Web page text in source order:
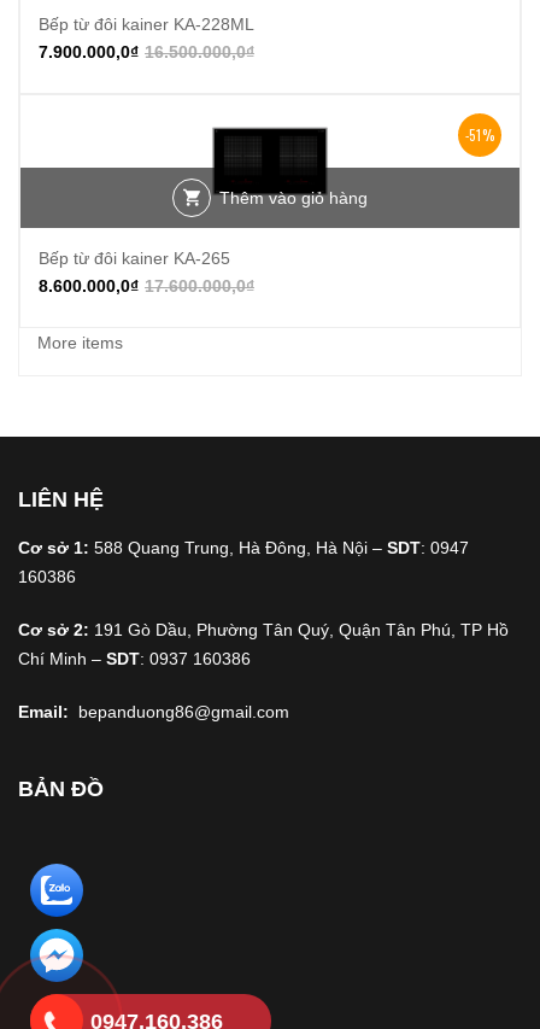
Bếp từ đôi kainer KA-228ML
16.500.000,0₫
7.900.000,0₫
-51%
Thêm vào giỏ hàng
Bếp từ đôi kainer KA-265
17.600.000,0₫
8.600.000,0₫
More items
LIÊN HỆ
Cơ sở 1: 588 Quang Trung, Hà Đông, Hà Nội – SDT: 0947
160386
Cơ sở 2: 191 Gò Dầu, Phường Tân Quý, Quận Tân Phú, TP Hồ
Chí Minh – SDT: 0937 160386
Email: bepanduong86@gmail.com
BẢN ĐỒ
0947.160.386